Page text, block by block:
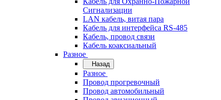
Сигнализации
LAN кабель, витая пара
Кабель для интерфейса RS-485
Кабель, провод связи
Кабель коаксиальный
Разное
Назад
Разное
Провод прогревочный
Провод автомобильный